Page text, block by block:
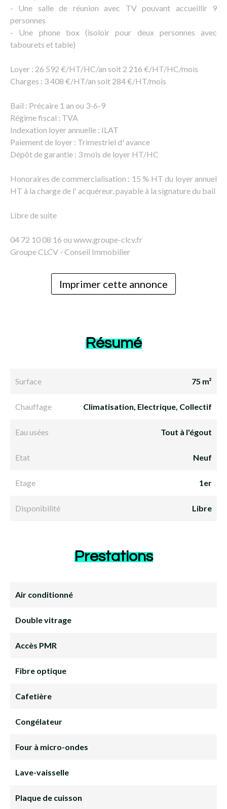
- Une salle de réunion avec TV pouvant accueillir 9
personnes
- Une phone box (isoloir pour deux personnes avec
tabourets et table)
Loyer : 26 592 €/HT/HC/an soit 2 216 €/HT/HC/mois
Charges : 3 408 €/HT/an soit 284 €/HT/mois
Bail : Précaire 1 an ou 3-6-9
Régime fiscal : TVA
Indexation loyer annuelle : ILAT
Paiement de loyer : Trimestriel d' avance
Dépôt de garantie : 3 mois de loyer HT/HC
Honoraires de commercialisation : 15 % HT du loyer annuel
HT à la charge de l' acquéreur, payable à la signature du bail
Libre de suite
04 72 10 08 16 ou www.groupe-clcv.fr
Groupe CLCV - Conseil Immobilier
Imprimer cette annonce
Résumé
Surface 75 m²
Chauffage Climatisation, Electrique, Collectif
Eau usées Tout à l'égout
Etat Neuf
Etage 1er
Disponibilité Libre
Prestations
Air conditionné
Double vitrage
Accès PMR
Fibre optique
Cafetière
Congélateur
Four à micro-ondes
Lave-vaisselle
Plaque de cuisson